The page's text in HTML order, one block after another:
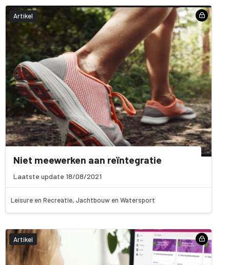
Artikel
Niet meewerken aan reïntegratie
Laatste update 18/08/2021
Leisure en Recreatie, Jachtbouw en Watersport
Artikel